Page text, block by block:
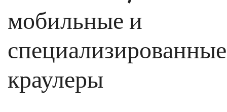
мобильные и
специализированные
краулеры